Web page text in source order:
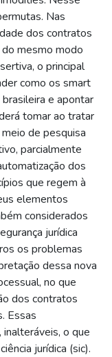
Nas
dos contratos
mesmo modo
o principal
como os smart
e apontar
tomar ao tratar
de pesquisa
parcialmente
dos
que regem à
elementos
considerados
jurídica
os problemas
dessa nova
no que
dos contratos
Essas
inalteráveis, o que
jurídica (sic).